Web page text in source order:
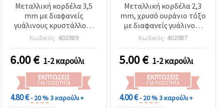
Μεταλλική κορδέλα 3,5
mm με διαφανείς
γυάλινους κρυστάλλους
στρας, ιριδίζον χρυσό
(Rainbow) SS16 - 9 μέτρα,
για DIY χειροτεχνίες,
κατασκευή κοσμημάτων,
διακόσμηση γάμου &
εκδηλώσεων, στολισμό
στολών & διακοσμήσεις
με όψη κρυστάλλου
Κωδικός: 402989
6.00€ 1-2 καρούλι
ΕΚΠΤΏΣΕΙΣ
ΓΙΑ ΠΟΣΌΤΗΤΑ
4.80 €- 20 %3 καρούλι +
Μεταλλική κορδέλα 2,3
mm, χρυσό ουράνιο τόξο
με διαφανείς γυάλινους
κρυστάλλους, στρας SS6 -
9 μέτρα
Κωδικός: 402987
5.00€ 1-2 καρούλι
ΕΚΠΤΏΣΕΙΣ
ΓΙΑ ΠΟΣΌΤΗΤΑ
4.00 €- 20 %3 καρούλι +